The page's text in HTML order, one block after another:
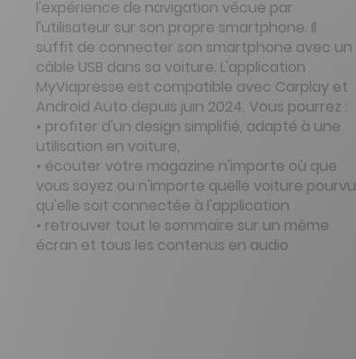
l'expérience de navigation vécue par
l'utilisateur sur son propre smartphone. Il
suffit de connecter son smartphone avec un
câble USB dans sa voiture. L'application
MyViapresse est compatible avec Carplay et
Android Auto depuis juin 2024. Vous pourrez :
• profiter d'un design simplifié, adapté à une
utilisation en voiture,
• écouter votre magazine n'importe où que
vous soyez ou n'importe quelle voiture pourvu
qu'elle soit connectée à l'application
• retrouver tout le sommaire sur un même
écran et tous les contenus en audio